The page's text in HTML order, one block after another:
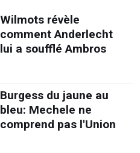
Wilmots révèle
comment Anderlecht
lui a soufflé Ambros
Burgess du jaune au
bleu: Mechele ne
comprend pas l'Union